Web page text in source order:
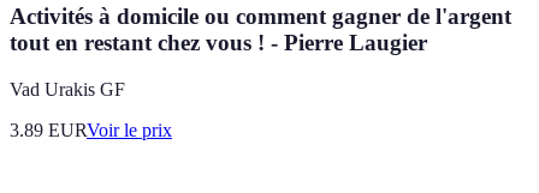
Activités à domicile ou comment gagner de l'argent
tout en restant chez vous ! - Pierre Laugier
Vad Urakis GF
3.89 EURVoir le prix